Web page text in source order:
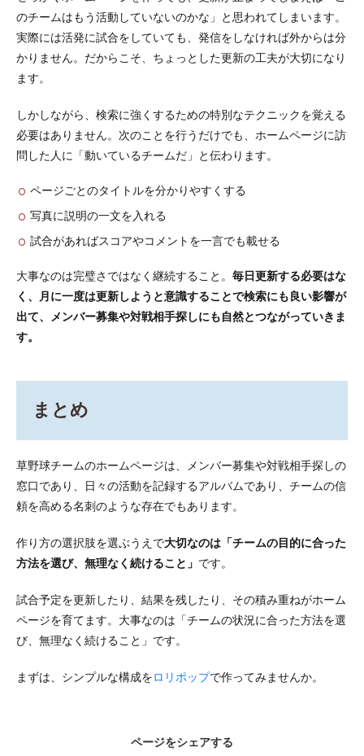
のチームはもう活動していないのかな」と思われてしまいます。
実際には活発に試合をしていても、発信をしなければ外からは分
かりません。だからこそ、ちょっとした更新の工夫が大切になり
ます。
しかしながら、検索に強くするための特別なテクニックを覚える
必要はありません。次のことを行うだけでも、ホームページに訪
問した人に「動いているチームだ」と伝わります。
ページごとのタイトルを分かりやすくする
写真に説明の一文を入れる
試合があればスコアやコメントを一言でも載せる
大事なのは完璧さではなく継続すること。 毎日更新する必要はな
く、月に一度は更新しようと意識することで検索にも良い影響が
出て、メンバー募集や対戦相手探しにも自然とつながっていきま
す。
まとめ
草野球チームのホームページは、メンバー募集や対戦相手探しの
窓口であり、日々の活動を記録するアルバムであり、チームの信
頼を高める名刺のような存在でもあります。
作り方の選択肢を選ぶうえで大切なのは「チームの目的に合った
方法を選び、無理なく続けること」 です。
試合予定を更新したり、結果を残したり、その積み重ねがホーム
ページを育てます。大事なのは「チームの状況に合った方法を選
び、無理なく続けること」です。
まずは、シンプルな構成を ロリポップ で作ってみませんか。
ページをシェアする